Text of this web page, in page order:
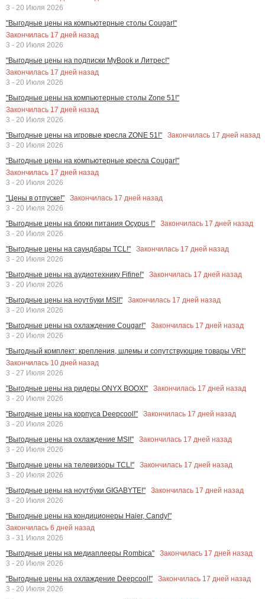
3 - 20 Июля 2026
"Выгодные цены на компьютерные столы Cougar!"
Закончилась 17 дней назад
3 - 20 Июля 2026
"Выгодные цены на подписки MyBook и Литрес!"
Закончилась 17 дней назад
3 - 20 Июля 2026
"Выгодные цены на компьютерные столы Zone 51!"
Закончилась 17 дней назад
3 - 20 Июля 2026
"Выгодные цены на игровые кресла ZONE 51!"
Закончилась 17 дней назад
3 - 20 Июля 2026
"Выгодные цены на компьютерные кресла Cougar!"
Закончилась 17 дней назад
3 - 20 Июля 2026
"Цены в отпуске!"
Закончилась 17 дней назад
3 - 20 Июля 2026
"Выгодные цены на блоки питания Ocypus !"
Закончилась 17 дней назад
3 - 20 Июля 2026
"Выгодные цены на саундбары TCL!"
Закончилась 17 дней назад
3 - 20 Июля 2026
"Выгодные цены на аудиотехнику Fifine!"
Закончилась 17 дней назад
3 - 20 Июля 2026
"Выгодные цены на ноутбуки MSI!"
Закончилась 17 дней назад
3 - 20 Июля 2026
"Выгодные цены на охлаждение Cougar!"
Закончилась 17 дней назад
3 - 20 Июля 2026
"Выгодный комплект: крепления, шлемы и сопутствующие товары VR!"
Закончилась 10 дней назад
3 - 27 Июля 2026
"Выгодные цены на ридеры ONYX BOOX!"
Закончилась 17 дней назад
3 - 20 Июля 2026
"Выгодные цены на корпуса Deepcool!"
Закончилась 17 дней назад
3 - 20 Июля 2026
"Выгодные цены на охлаждение MSI!"
Закончилась 17 дней назад
3 - 20 Июля 2026
"Выгодные цены на телевизоры TCL!"
Закончилась 17 дней назад
3 - 20 Июля 2026
"Выгодные цены на ноутбуки GIGABYTE!"
Закончилась 17 дней назад
3 - 20 Июля 2026
"Выгодные цены на кондиционеры Haier, Candy!"
Закончилась 6 дней назад
3 - 31 Июля 2026
"Выгодные цены на медиаплееры Rombica"
Закончилась 17 дней назад
3 - 20 Июля 2026
"Выгодные цены на охлаждение Deepcool!"
Закончилась 17 дней назад
3 - 20 Июля 2026